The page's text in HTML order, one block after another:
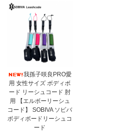
我孫子咲良PRO愛
用 女性サイズ ボディボ
ード リーシュコード 肘
用 【エルボーリーシュ
コード】 SOBIVA ソビバ
ボディボードリーシュコ
ード